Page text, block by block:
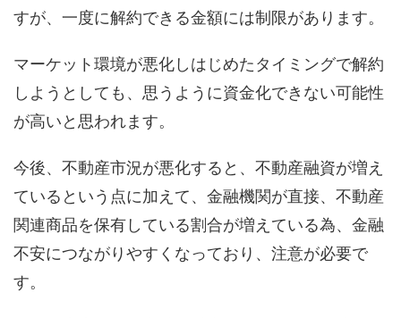
すが、一度に解約できる金額には制限があります。
マーケット環境が悪化しはじめたタイミングで解約
しようとしても、思うように資金化できない可能性
が高いと思われます。
今後、不動産市況が悪化すると、不動産融資が増え
ているという点に加えて、金融機関が直接、不動産
関連商品を保有している割合が増えている為、金融
不安につながりやすくなっており、注意が必要で
す。